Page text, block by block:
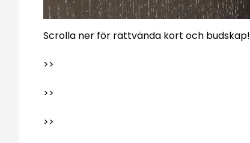
Scrolla ner för rättvända kort och budskap!
>>
>>
>>